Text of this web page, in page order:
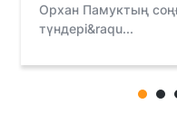
Орхан Памуктың
түндері&raqu...